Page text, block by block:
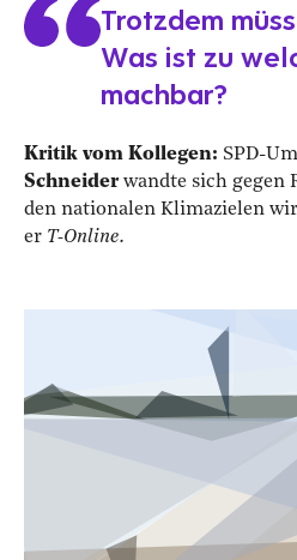
Trotzdem
Was ist zu
machbar?
Kritik vom Kollegen: SPD-
Schneiderwandte sich gegen
den nationalen Klimazielen
er T-Online.